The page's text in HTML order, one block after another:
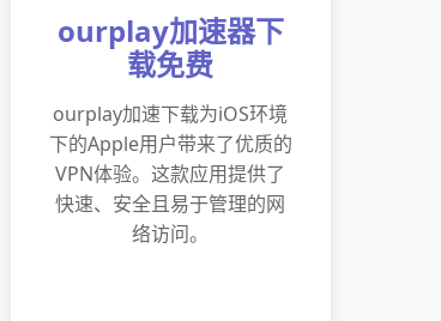
ourplay加速器下
载免费
ourplay加速下载为iOS环境
下的Apple用户带来了优质的
VPN体验。这款应用提供了
快速、安全且易于管理的网
络访问。